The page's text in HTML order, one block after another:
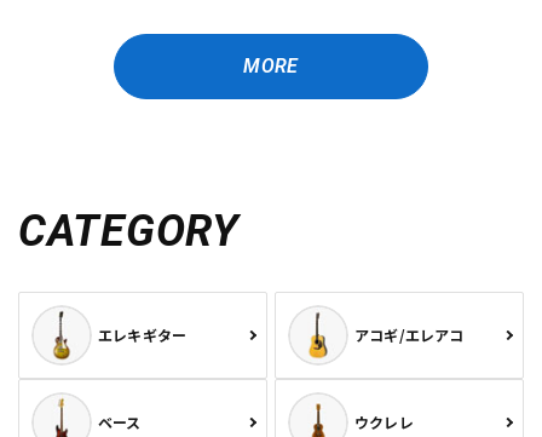
MORE
CATEGORY
エレキギター アコギ/エレアコ
ベース ウクレレ